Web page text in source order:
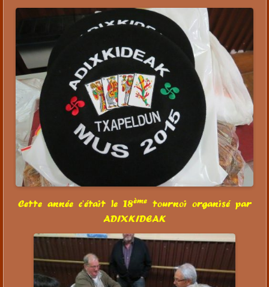
Cette année c'était le 18èmetournoi organisé par
ADIXKIDEAK